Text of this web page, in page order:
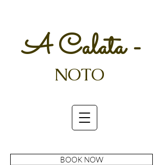
BOOK NOW
A Calata-
NOTO